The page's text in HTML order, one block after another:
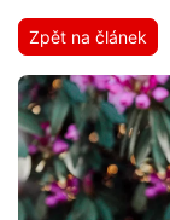
Zpět na článek